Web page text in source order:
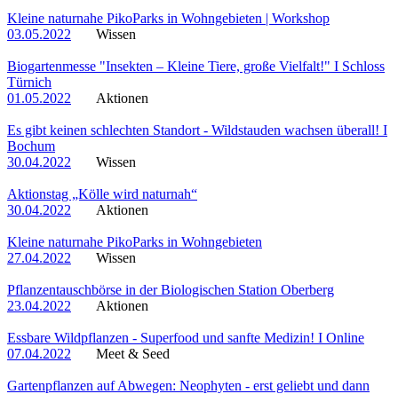
Kleine naturnahe PikoParks in Wohngebieten | Workshop
03.05.2022
Wissen
Biogartenmesse "Insekten – Kleine Tiere, große Vielfalt!" I Schloss
Türnich
01.05.2022
Aktionen
Es gibt keinen schlechten Standort - Wildstauden wachsen überall! I
Bochum
30.04.2022
Wissen
Aktionstag „Kölle wird naturnah“
30.04.2022
Aktionen
Kleine naturnahe PikoParks in Wohngebieten
27.04.2022
Wissen
Pflanzentauschbörse in der Biologischen Station Oberberg
23.04.2022
Aktionen
Essbare Wildpflanzen - Superfood und sanfte Medizin! I Online
07.04.2022
Meet & Seed
Gartenpflanzen auf Abwegen: Neophyten - erst geliebt und dann